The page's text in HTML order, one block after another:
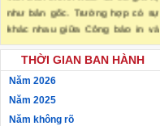
như bản gốc. Trường hợp có sự
khác nhau giữa Công báo in và
Công báo điện tử thì sử dụng
Công báo in làm căn cứ chính
thức." (trích Nghị định số
của Chính phủ)
THỜI GIAN BAN HÀNH
Năm 2026
Năm 2025
Năm không rõ